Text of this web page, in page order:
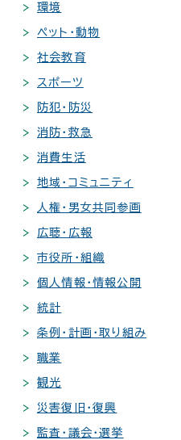
環境
ペット・動物
社会教育
スポーツ
防犯・防災
消防・救急
消費生活
地域・コミュニティ
人権・男女共同参画
広聴・広報
市役所・組織
個人情報・情報公開
統計
条例・計画・取り組み
職業
観光
災害復旧・復興
監査・議会・選挙